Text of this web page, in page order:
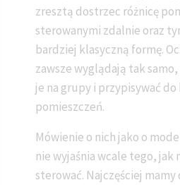
zresztą dostrzec różnicę
sterowanymi zdalnie oraz
bardziej klasyczną formę.
zawsze wyglądają tak
je na grupy i przypisywać
pomieszczeń.
Mówienie o nich jako o
nie wyjaśnia wcale tego, jak
sterować. Najczęściej mamy